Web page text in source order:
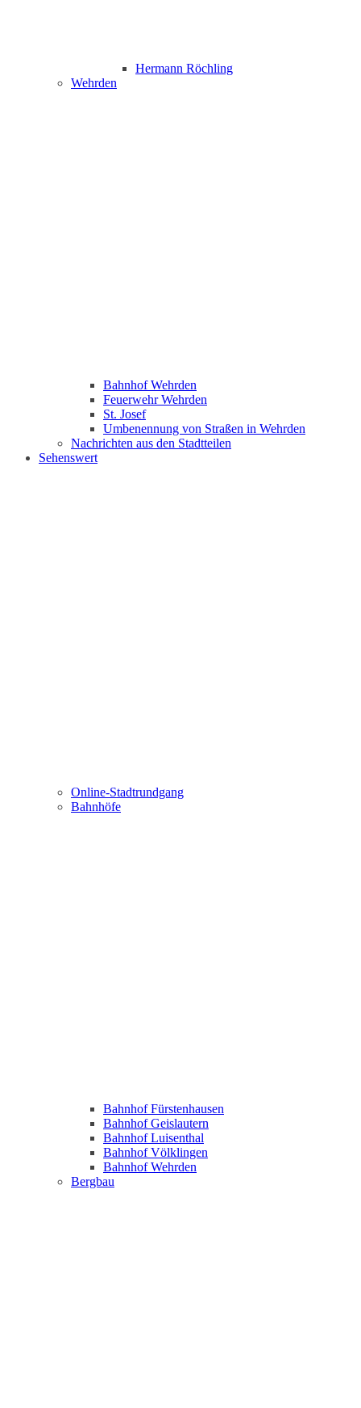
Hermann Röchling
Wehrden
Bahnhof Wehrden
Feuerwehr Wehrden
St. Josef
Umbenennung von Straßen in Wehrden
Nachrichten aus den Stadtteilen
Sehenswert
Online-Stadtrundgang
Bahnhöfe
Bahnhof Fürstenhausen
Bahnhof Geislautern
Bahnhof Luisenthal
Bahnhof Völklingen
Bahnhof Wehrden
Bergbau